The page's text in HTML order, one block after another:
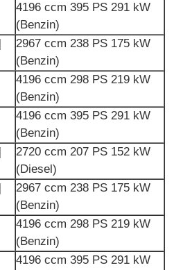
4196 ccm 395 PS 291 kW
(Benzin)
2967 ccm 238 PS 175 kW
(Benzin)
4196 ccm 298 PS 219 kW
(Benzin)
4196 ccm 395 PS 291 kW
(Benzin)
2720 ​​ccm 207 PS 152 kW
(Diesel)
2967 ccm 238 PS 175 kW
(Benzin)
4196 ccm 298 PS 219 kW
(Benzin)
4196 ccm 395 PS 291 kW